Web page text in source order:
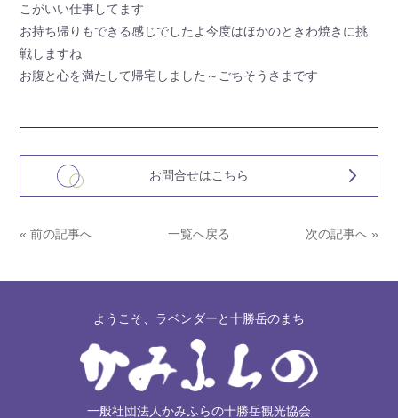
こがいい仕事してます
お持ち帰りもできる感じでしたよ今度はほかのときわ焼きに挑
戦しますね
お腹と心を満たして帰宅しました～ごちそうさまです
お問合せはこちら
« 前の記事へ 一覧へ戻る 次の記事へ »
ようこそ、ラベンダーと十勝岳のまち
一般社団法人かみふらの十勝岳観光協会